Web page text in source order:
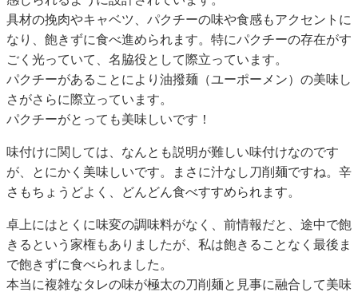
具材の挽肉やキャベツ、パクチーの味や食感もアクセントに
なり、飽きずに食べ進められます。特にパクチーの存在がす
ごく光っていて、名脇役として際立っています。
パクチーがあることにより油撥麺（ユーポーメン）の美味し
さがさらに際立っています。
パクチーがとっても美味しいです！
味付けに関しては、なんとも説明が難しい味付けなのです
が、とにかく美味しいです。まさに汁なし刀削麺ですね。辛
さもちょうどよく、どんどん食べすすめられます。
卓上にはとくに味変の調味料がなく、前情報だと、途中で飽
きるという家権もありましたが、私は飽きることなく最後ま
で飽きずに食べられました。
本当に複雑なタレの味が極太の刀削麺と見事に融合して美味